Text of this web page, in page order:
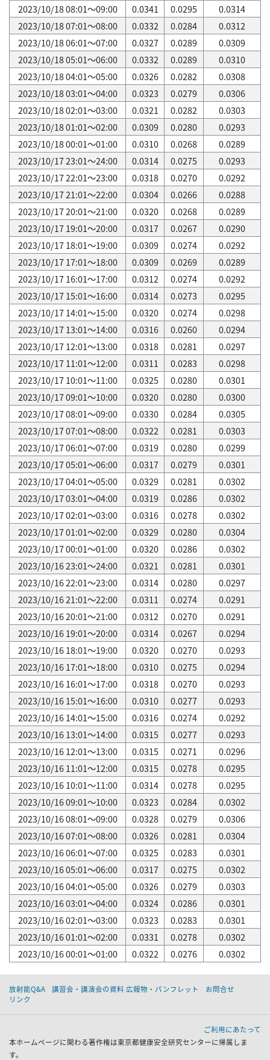
2023/10/18 08:01～09:00
0.0341 0.0295
0.0314
2023/10/18 07:01～08:00
0.0332 0.0284
0.0312
2023/10/18 06:01～07:00
0.0327 0.0289
0.0309
2023/10/18 05:01～06:00
0.0332 0.0289
0.0310
2023/10/18 04:01～05:00
0.0326 0.0282
0.0308
2023/10/18 03:01～04:00
0.0323 0.0279
0.0306
2023/10/18 02:01～03:00
0.0321 0.0282
0.0303
2023/10/18 01:01～02:00
0.0309 0.0280
0.0293
2023/10/18 00:01～01:00
0.0310 0.0268
0.0289
2023/10/17 23:01～24:00
0.0314 0.0275
0.0293
2023/10/17 22:01～23:00
0.0318 0.0270
0.0292
2023/10/17 21:01～22:00
0.0304 0.0266
0.0288
2023/10/17 20:01～21:00
0.0320 0.0268
0.0289
2023/10/17 19:01～20:00
0.0317 0.0267
0.0290
2023/10/17 18:01～19:00
0.0309 0.0274
0.0292
2023/10/17 17:01～18:00
0.0309 0.0269
0.0289
2023/10/17 16:01～17:00
0.0312 0.0274
0.0292
2023/10/17 15:01～16:00
0.0314 0.0273
0.0295
2023/10/17 14:01～15:00
0.0320 0.0274
0.0298
2023/10/17 13:01～14:00
0.0316 0.0260
0.0294
2023/10/17 12:01～13:00
0.0318 0.0281
0.0297
2023/10/17 11:01～12:00
0.0311 0.0283
0.0298
2023/10/17 10:01～11:00
0.0325 0.0280
0.0301
2023/10/17 09:01～10:00
0.0320 0.0280
0.0300
2023/10/17 08:01～09:00
0.0330 0.0284
0.0305
2023/10/17 07:01～08:00
0.0322 0.0281
0.0303
2023/10/17 06:01～07:00
0.0319 0.0280
0.0299
2023/10/17 05:01～06:00
0.0317 0.0279
0.0301
2023/10/17 04:01～05:00
0.0329 0.0281
0.0302
2023/10/17 03:01～04:00
0.0319 0.0286
0.0302
2023/10/17 02:01～03:00
0.0316 0.0278
0.0302
2023/10/17 01:01～02:00
0.0329 0.0280
0.0304
2023/10/17 00:01～01:00
0.0320 0.0286
0.0302
2023/10/16 23:01～24:00
0.0321 0.0281
0.0301
2023/10/16 22:01～23:00
0.0314 0.0280
0.0297
2023/10/16 21:01～22:00
0.0311 0.0274
0.0291
2023/10/16 20:01～21:00
0.0312 0.0270
0.0291
2023/10/16 19:01～20:00
0.0314 0.0267
0.0294
2023/10/16 18:01～19:00
0.0320 0.0270
0.0293
2023/10/16 17:01～18:00
0.0310 0.0275
0.0294
2023/10/16 16:01～17:00
0.0318 0.0270
0.0293
2023/10/16 15:01～16:00
0.0310 0.0277
0.0293
2023/10/16 14:01～15:00
0.0316 0.0274
0.0292
2023/10/16 13:01～14:00
0.0315 0.0277
0.0293
2023/10/16 12:01～13:00
0.0315 0.0271
0.0296
2023/10/16 11:01～12:00
0.0315 0.0278
0.0295
2023/10/16 10:01～11:00
0.0314 0.0278
0.0295
2023/10/16 09:01～10:00
0.0323 0.0284
0.0302
2023/10/16 08:01～09:00
0.0328 0.0279
0.0306
2023/10/16 07:01～08:00
0.0326 0.0281
0.0304
2023/10/16 06:01～07:00
0.0325 0.0283
0.0301
2023/10/16 05:01～06:00
0.0317 0.0275
0.0302
2023/10/16 04:01～05:00
0.0326 0.0279
0.0303
2023/10/16 03:01～04:00
0.0324 0.0286
0.0301
2023/10/16 02:01～03:00
0.0323 0.0283
0.0301
2023/10/16 01:01～02:00
0.0331 0.0278
0.0302
2023/10/16 00:01～01:00
0.0322 0.0276 0.0302
放射能Q&A 講習会・講演会の資料 広報物・パンフレット
お問合せ
リンク
ご利用にあたって
本ホームページに関わる著作権は東京都健康安全研究センターに帰属しま
す。